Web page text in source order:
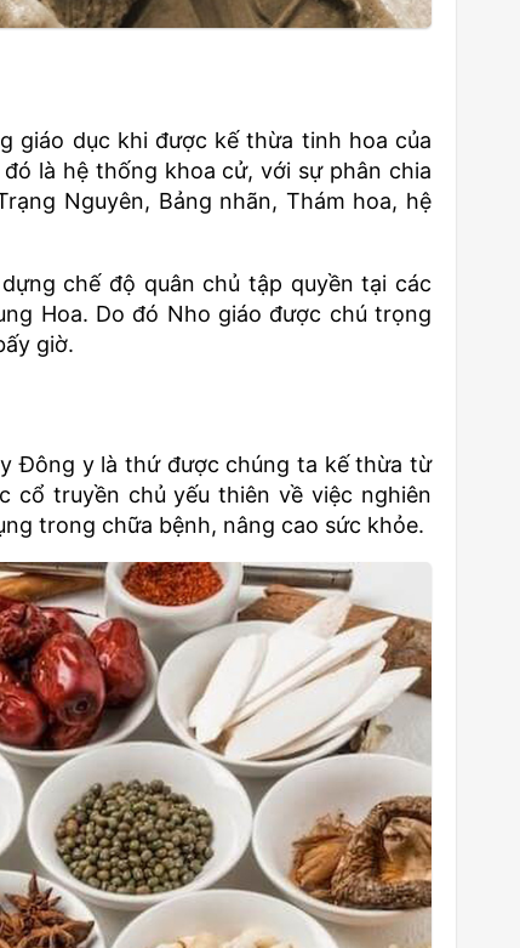
giáo dục khi được kế thừa tinh hoa của
là hệ thống khoa cử, với sự phân chia
Nguyên, Bảng nhãn, Thám hoa, hệ
chế độ quân chủ tập quyền tại các
Hoa. Do đó Nho giáo được chú trọng
giờ.
Đông y là thứ được chúng ta kế thừa từ
cổ truyền chủ yếu thiên về việc nghiên
trong chữa bệnh, nâng cao sức khỏe.